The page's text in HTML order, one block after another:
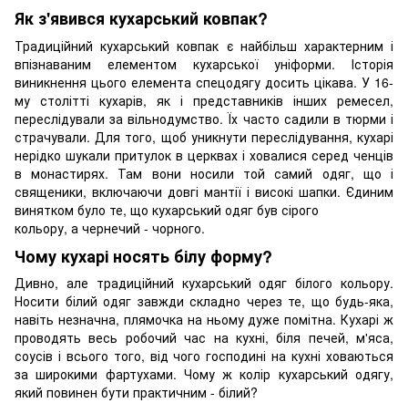
Як з'явився кухарський ковпак?
Традиційний кухарський ковпак є найбільш характерним і
впізнаваним елементом кухарської уніформи. Історія
виникнення цього елемента спецодягу досить цікава. У 16-
му столітті кухарів, як і представників інших ремесел,
переслідували за вільнодумство. Їх часто садили в тюрми і
страчували. Для того, щоб уникнути переслідування, кухарі
нерідко шукали притулок в церквах і ховалися серед ченців
в монастирях. Там вони носили той самий одяг, що і
священики, включаючи довгі мантії і високі шапки. Єдиним
винятком було те, що кухарський одяг був сірого
кольору, а чернечий - чорного.
Чому кухарі носять білу форму?
Дивно, але традиційний кухарський одяг білого кольору.
Носити білий одяг завжди складно через те, що будь-яка,
навіть незначна, плямочка на ньому дуже помітна. Кухарі ж
проводять весь робочий час на кухні, біля печей, м'яса,
соусів і всього того, від чого господині на кухні ховаються
за широкими фартухами. Чому ж колір кухарський одягу,
який повинен бути практичним - білий?